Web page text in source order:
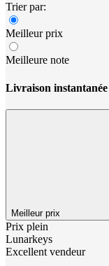
Trier par:
Meilleur prix
Meilleure note
Livraison instantanée
Meilleur prix
Prix plein
Lunarkeys
Excellent vendeur